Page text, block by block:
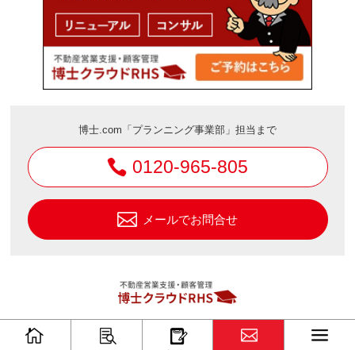
博士.com「プランニング事業部」担当まで
0120-965-805
メールでお問合せ